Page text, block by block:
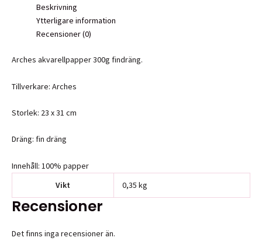
mängd
Beskrivning
Ytterligare information
Recensioner (0)
Arches akvarellpapper 300g findräng.
Tillverkare: Arches
Storlek: 23 x 31 cm
Dräng: fin dräng
Innehåll: 100% papper
Vikt
0,35 kg
Recensioner
Det finns inga recensioner än.